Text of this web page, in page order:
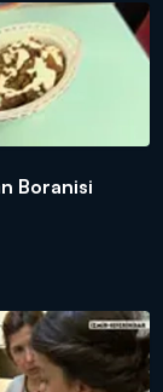
Boranisi